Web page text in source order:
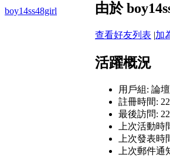
boy14ss48girl 由於
查看好友列表 |加
活躍概況
用戶組: 論
註冊時間:
最後訪問:
上次活動時
上次發表時
上次郵件通